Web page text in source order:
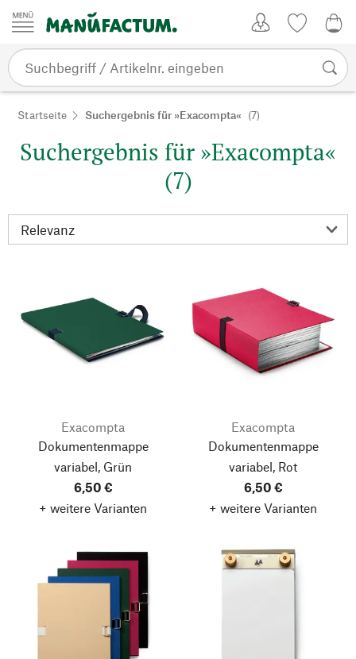
Zum Inhalt springen
Startseite Suchergebnis für »Exacompta« (7)
Suchergebnis für »Exacompta«
(7)
Exacompta
Dokumentenmappe
variabel, Grün
6,50 €
+ weitere Varianten
Exacompta
Dokumentenmappe
variabel, Rot
6,50 €
+ weitere Varianten